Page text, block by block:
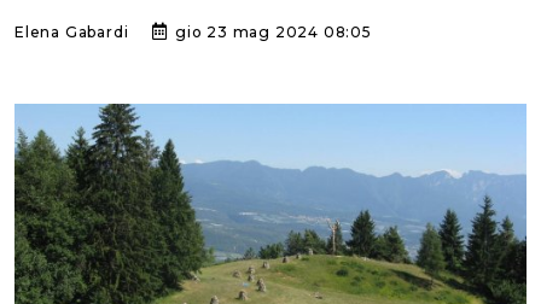
Elena Gabardi gio 23 mag 2024 08:05